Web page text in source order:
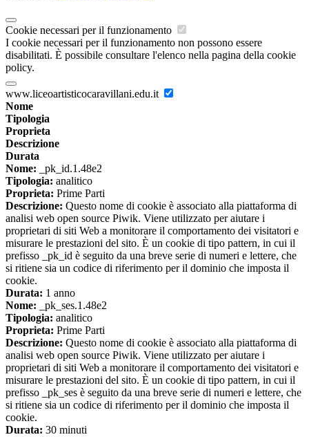
Cookie necessari per il funzionamento
I cookie necessari per il funzionamento non possono essere
disabilitati. È possibile consultare l'elenco nella pagina della cookie
policy.
www.liceoartisticocaravillani.edu.it
Nome
Tipologia
Proprieta
Descrizione
Durata
Nome: _pk_id.1.48e2
Tipologia: analitico
Proprieta: Prime Parti
Descrizione: Questo nome di cookie è associato alla piattaforma di
analisi web open source Piwik. Viene utilizzato per aiutare i
proprietari di siti Web a monitorare il comportamento dei visitatori e
misurare le prestazioni del sito. È un cookie di tipo pattern, in cui il
prefisso _pk_id è seguito da una breve serie di numeri e lettere, che
si ritiene sia un codice di riferimento per il dominio che imposta il
cookie.
Durata: 1 anno
Nome: _pk_ses.1.48e2
Tipologia: analitico
Proprieta: Prime Parti
Descrizione: Questo nome di cookie è associato alla piattaforma di
analisi web open source Piwik. Viene utilizzato per aiutare i
proprietari di siti Web a monitorare il comportamento dei visitatori e
misurare le prestazioni del sito. È un cookie di tipo pattern, in cui il
prefisso _pk_ses è seguito da una breve serie di numeri e lettere, che
si ritiene sia un codice di riferimento per il dominio che imposta il
cookie.
Durata: 30 minuti